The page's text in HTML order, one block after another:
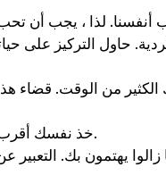
أنفسنا. لذا ، يجب أن
حاول التركيز على
الكثير من الوقت. قضاء
خذ نفسك.
يهتمون بك. التعبير